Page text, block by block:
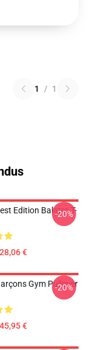
1 / 1
Edition Balatro T-
€
-20%
Gym Pullover
€
-20%